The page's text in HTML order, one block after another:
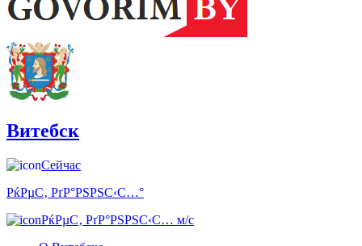
Витебск
Сейчас
РќРµС‚ РґР°РЅРЅС‹С…°
РќРµС‚ РґР°РЅРЅС‹С… м/с